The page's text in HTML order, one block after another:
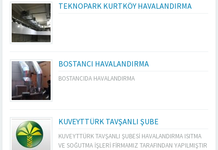
TEKNOPARK KURTKÖY HAVALANDIRMA
BOSTANCI HAVALANDIRMA
BOSTANCIDA HAVALANDIRMA
KUVEYTTÜRK TAVŞANLI ŞUBE
KUVEYTTÜRK TAVŞANLI ŞUBESİ HAVALANDIRMA ISITMA
VE SOĞUTMA İŞLERİ FİRMAMIZ TARAFINDAN YAPILMIŞTIR